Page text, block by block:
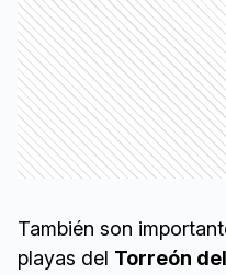
También son
playas del Torreón